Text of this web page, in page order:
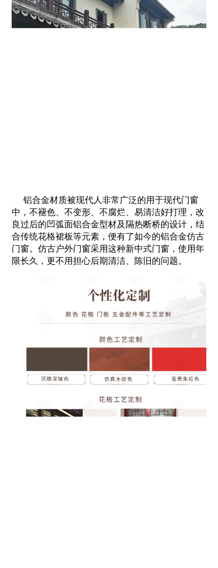
铝合金材质被现代人非常广泛的用于现代门窗
中，不褪色、不变形、不腐烂、易清洁好打理，改
良过后的凹弧面铝合金型材及隔热断桥的设计，结
合传统花格裙板等元素，便有了如今的铝合金仿古
门窗。仿古户外门窗采用这种新中式门窗，使用年
限长久，更不用担心后期清洁、陈旧的问题。